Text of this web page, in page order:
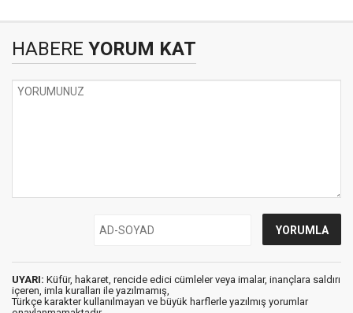
HABERE YORUM KAT
UYARI: Küfür, hakaret, rencide edici cümleler veya imalar, inançlara saldırı
içeren, imla kuralları ile yazılmamış,
Türkçe karakter kullanılmayan ve büyük harflerle yazılmış yorumlar